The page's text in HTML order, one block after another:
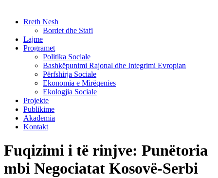
Rreth Nesh
Bordet dhe Stafi
Lajme
Programet
Politika Sociale
Bashkëpunimi Rajonal dhe Integrimi Evropian
Përfshirja Sociale
Ekonomia e Mirëqenies
Ekologjia Sociale
Projekte
Publikime
Akademia
Kontakt
Fuqizimi i të rinjve: Punëtoria
mbi Negociatat Kosovë-Serbi